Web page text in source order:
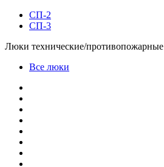
СП-2
СП-3
Люки технические/противопожарные
Все люки